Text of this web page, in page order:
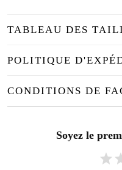
TABLEAU DES
POLITIQUE
CONDITIONS DE
Soyez le